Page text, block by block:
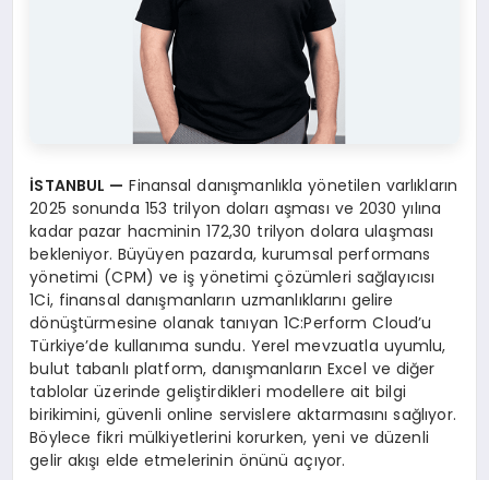
İSTANBUL — Finansal danışmanlıkla yönetilen varlıkların
2025 sonunda 153 trilyon doları aşması ve 2030 yılına
kadar pazar hacminin 172,30 trilyon dolara ulaşması
bekleniyor. Büyüyen pazarda, kurumsal performans
yönetimi (CPM) ve iş yönetimi çözümleri sağlayıcısı
1Ci, finansal danışmanların uzmanlıklarını gelire
dönüştürmesine olanak tanıyan 1C:Perform Cloud’u
Türkiye’de kullanıma sundu. Yerel mevzuatla uyumlu,
bulut tabanlı platform, danışmanların Excel ve diğer
tablolar üzerinde geliştirdikleri modellere ait bilgi
birikimini, güvenli online servislere aktarmasını sağlıyor.
Böylece fikri mülkiyetlerini korurken, yeni ve düzenli
gelir akışı elde etmelerinin önünü açıyor.